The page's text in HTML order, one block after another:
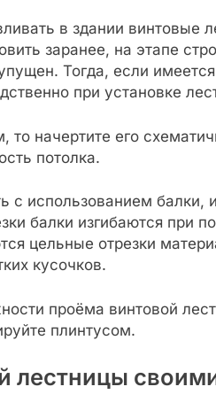
в здании винтовые
заранее, на этапе
Тогда, если
при установке
то начертите его
потолка.
с использованием
балки изгибаются при
цельные отрезки
кусочков.
проёма винтовой
плинтусом.
лестницы